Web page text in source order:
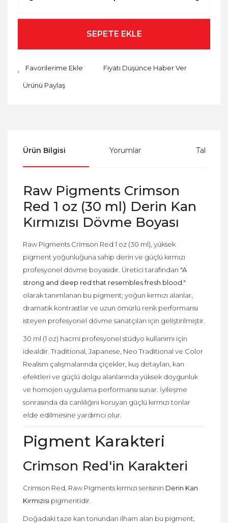
SEPETE EKLE
Fiyatı Düşünce Haber Ver
Ürünü Paylaş
Ürün Bilgisi Yorumlar Taksit
Raw Pigments Crimson
Red 1 oz (30 ml) Derin Kan
Kırmızısı Dövme Boyası
Raw Pigments Crimson Red 1 oz (30 ml), yüksek
pigment yoğunluğuna sahip derin ve güçlü kırmızı
profesyonel dövme boyasıdır. Üretici tarafından "A
strong and deep red that resembles fresh blood."
olarak tanımlanan bu pigment; yoğun kırmızı alanlar,
dramatik kontrastlar ve uzun ömürlü renk performansı
isteyen profesyonel dövme sanatçıları için geliştirilmiştir.
30 ml (1 oz) hacmi profesyonel stüdyo kullanımı için
idealdir. Traditional, Japanese, Neo Traditional ve Color
Realism çalışmalarında çiçekler, kuş detayları, kan
efektleri ve güçlü dolgu alanlarında yüksek doygunluk
ve homojen uygulama performansı sunar. İyileşme
sonrasında da canlılığını koruyan güçlü kırmızı tonlar
elde edilmesine yardımcı olur.
Pigment Karakteri
Crimson Red'in Karakteri
Crimson Red, Raw Pigments kırmızı serisinin Derin Kan
Kırmızısı pigmentidir.
Doğadaki taze kan tonundan ilham alan bu pigment,